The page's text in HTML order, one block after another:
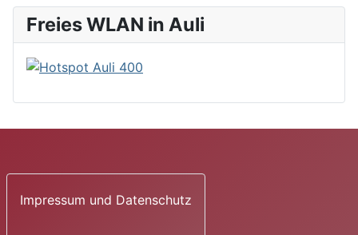
Freies WLAN in Auli
Impressum und Datenschutz